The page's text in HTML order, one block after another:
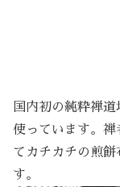
国内初の純粋禅
使っています。禅
てカチカチの煎
す。